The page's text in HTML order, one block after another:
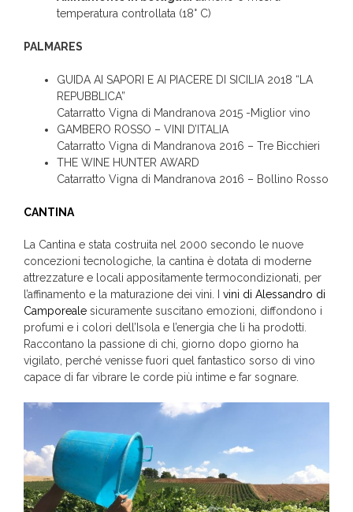
temperatura controllata (18° C)
PALMARES
GUIDA AI SAPORI E AI PIACERE DI SICILIA 2018 “LA
REPUBBLICA”
Catarratto Vigna di Mandranova 2015 -Miglior vino
GAMBERO ROSSO – VINI D’ITALIA
Catarratto Vigna di Mandranova 2016 – Tre Bicchieri
THE WINE HUNTER AWARD
Catarratto Vigna di Mandranova 2016 – Bollino Rosso
CANTINA
La Cantina e stata costruita nel 2000 secondo le nuove
concezioni tecnologiche, la cantina è dotata di moderne
attrezzature e locali appositamente termocondizionati, per
l’affinamento e la maturazione dei vini. I vini di Alessandro di
Camporeale sicuramente suscitano emozioni, diffondono i
profumi e i colori dell’Isola e l’energia che li ha prodotti.
Raccontano la passione di chi, giorno dopo giorno ha
vigilato, perché venisse fuori quel fantastico sorso di vino
capace di far vibrare le corde più intime e far sognare.